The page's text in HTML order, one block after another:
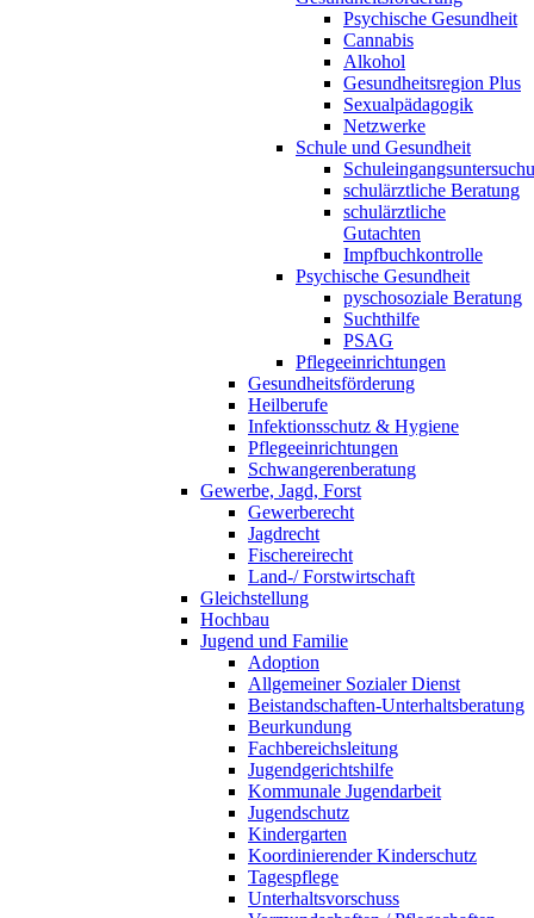
Psychische Gesundheit
Cannabis
Alkohol
Gesundheitsregion Plus
Sexualpädagogik
Netzwerke
Schule und Gesundheit
schulärztliche Beratung
schulärztliche
Gutachten
Impfbuchkontrolle
Psychische Gesundheit
pyschosoziale Beratung
Suchthilfe
PSAG
Pflegeeinrichtungen
Gesundheitsförderung
Heilberufe
Infektionsschutz & Hygiene
Pflegeeinrichtungen
Schwangerenberatung
Gewerbe, Jagd, Forst
Gewerberecht
Jagdrecht
Fischereirecht
Land-/ Forstwirtschaft
Gleichstellung
Hochbau
Jugend und Familie
Adoption
Allgemeiner Sozialer Dienst
Beistandschaften-Unterhaltsberatung
Beurkundung
Fachbereichsleitung
Jugendgerichtshilfe
Kommunale Jugendarbeit
Jugendschutz
Kindergarten
Koordinierender Kinderschutz
Tagespflege
Unterhaltsvorschuss